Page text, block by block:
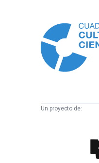
Un proyecto de:
Científica